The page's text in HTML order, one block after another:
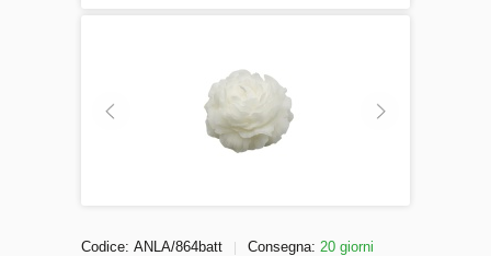
Codice: ANLA/864batt Consegna: 20 giorni